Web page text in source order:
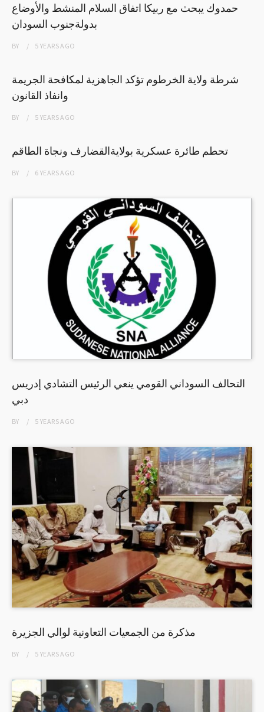
حمدوك يبحث مع ربيكا اتفاق السلام المنشط والأوضاع
بدولةجنوب السودان
BY 5 YEARSAGO
شرطة ولاية الخرطوم تؤكد الجاهزية لمكافحة الجريمة
وانفاذ القانون
BY 5 YEARSAGO
تحطم طائرة عسكرية بولايةالقضارف ونجاة الطاقم
BY 6 YEARSAGO
التحالف السوداني القومي ينعي الرئيس التشادي إدريس
دبي
BY 5 YEARSAGO
مذكرة من الجمعيات التعاونية لوالي الجزيرة
BY 5 YEARSAGO